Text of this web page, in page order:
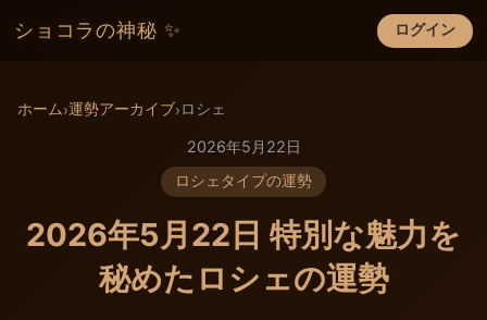
ショコラの神秘 ✨ ログイン
×
ホーム›運勢アーカイブ›ロシェ
2026年5月22日
ロシェタイプの運勢
2026年5月22日 特別な魅力を
秘めたロシェの運勢